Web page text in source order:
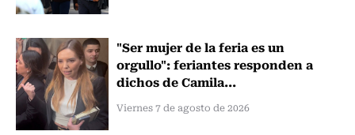
"Ser mujer de la feria es un
orgullo": feriantes responden a
dichos de Camila...
Viernes 7 de agosto de 2026